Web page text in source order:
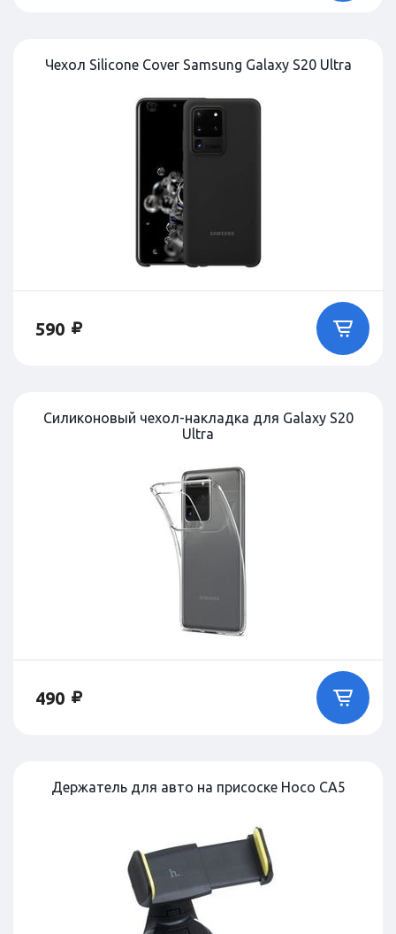
Чехол Silicone Cover Samsung Galaxy S20 Ultra
590
Силиконовый чехол-накладка для Galaxy S20
Ultra
490
Держатель для авто на присоске Hoco CA5